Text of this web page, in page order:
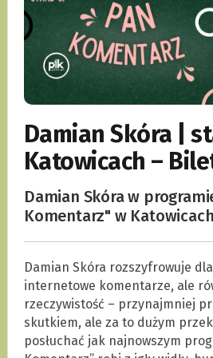
Damian Skóra |
Katowicach –
Damian Skóra w
Komentarz" w
Damian Skóra rozszyfrowuje
internetowe komentarze, ale
rzeczywistość – przynajmniej
skutkiem, ale za to dużym
posłuchać jak najnowszym